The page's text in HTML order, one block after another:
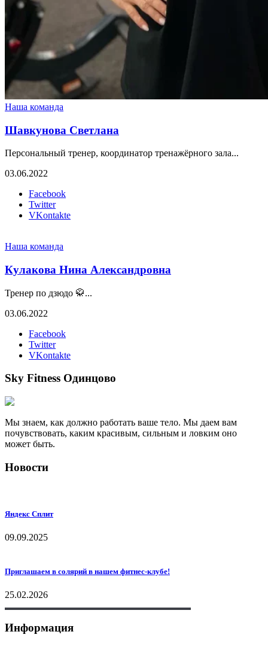
Наша команда
Шавкунова Светлана
Персональный тренер, координатор тренажёрного зала...
03.06.2022
Facebook
Twitter
VKontakte
Наша команда
Кулакова Нина Александровна
Тренер по дзюдо 🥋...
03.06.2022
Facebook
Twitter
VKontakte
Sky Fitness Одинцово
Мы знаем, как должно работать ваше тело. Мы даем вам
почувствовать, каким красивым, сильным и ловким оно
может быть.
Новости
Яндекс Сплит
09.09.2025
Приглашаем в солярий в нашем фитнес-клубе!
25.02.2026
Информация